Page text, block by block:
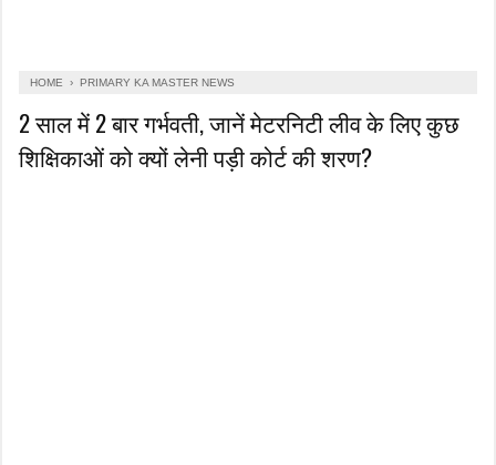
HOME › PRIMARY KA MASTER NEWS
2 साल में 2 बार गर्भवती, जानें मेटरनिटी लीव के लिए कुछ
शिक्षिकाओं को क्यों लेनी पड़ी कोर्ट की शरण?